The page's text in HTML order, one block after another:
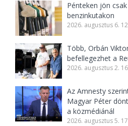
Pénteken jön
benzinkutakon
2026. augusztus 6.
Több, Orbán
befellegezhet a
2026. augusztus 2.
Az Amnesty
Magyar Péter
a közmédiánál
2026. augusztus 5.